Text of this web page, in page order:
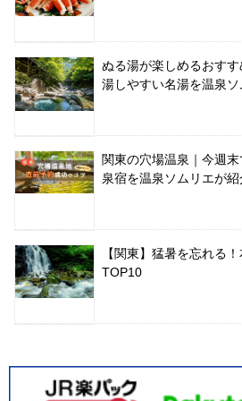
ぬる湯が楽しめるおす
湯しやすい名湯を温泉
関東の穴場温泉｜今週
泉宿を温泉ソムリエが紹
【関東】猛暑を忘れる
TOP10